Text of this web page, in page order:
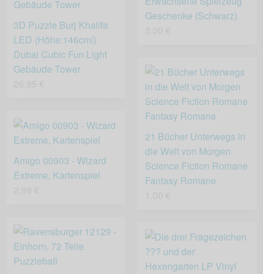
Geschenke (Schwarz)
3D Puzzle Burj Khalifa
LED (Höhe:146cm!)
Dubai Cubic Fun Light
Gebäude Tower
21 Bücher Unterwegs in
die Welt von Morgen
Science Fiction Romane
Fantasy Romane
Amigo 00903 - Wizard
Extreme, Kartenspiel